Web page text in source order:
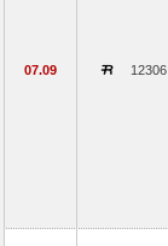
07.09 12306